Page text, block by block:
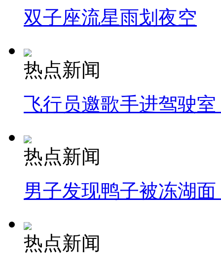
双子座流星雨划夜空
热点新闻
飞行员邀歌手进驾驶
热点新闻
男子发现鸭子被冻湖
热点新闻